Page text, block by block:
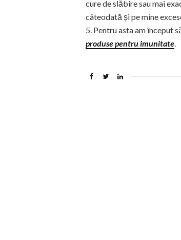
cure de slăbire sau mai
câteodată și pe mine
5. Pentru asta am început
produse pentru imunitate.